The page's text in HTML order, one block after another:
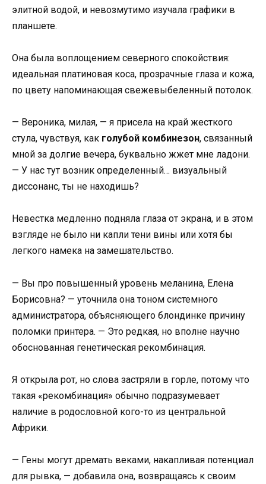
элитной водой, и невозмутимо изучала графики в
планшете.
Она была воплощением северного спокойствия:
идеальная платиновая коса, прозрачные глаза и кожа,
по цвету напоминающая свежевыбеленный потолок.
— Вероника, милая, — я присела на край жесткого
стула, чувствуя, как голубой комбинезон, связанный
мной за долгие вечера, буквально жжет мне ладони.
— У нас тут возник определенный… визуальный
диссонанс, ты не находишь?
Невестка медленно подняла глаза от экрана, и в этом
взгляде не было ни капли тени вины или хотя бы
легкого намека на замешательство.
— Вы про повышенный уровень меланина, Елена
Борисовна? — уточнила она тоном системного
администратора, объясняющего блондинке причину
поломки принтера. — Это редкая, но вполне научно
обоснованная генетическая рекомбинация.
Я открыла рот, но слова застряли в горле, потому что
такая «рекомбинация» обычно подразумевает
наличие в родословной кого-то из центральной
Африки.
— Гены могут дремать веками, накапливая потенциал
для рывка, — добавила она, возвращаясь к своим